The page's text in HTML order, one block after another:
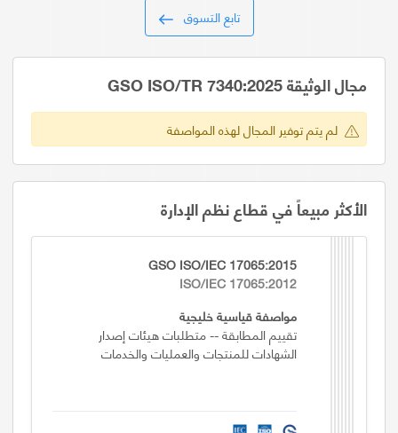
تابع التسوق
مجال الوثيقة GSO ISO/TR 7340:2025
لم يتم توفير المجال لهذه المواصفة
الأكثر مبيعاً في قطاع نظم الإدارة
GSO ISO/IEC 17065:2015
ISO/IEC 17065:2012
مواصفة قياسية خليجية
تقييم المطابقة -- متطلبات هيئات إصدار
الشهادات للمنتجات والعمليات والخدمات